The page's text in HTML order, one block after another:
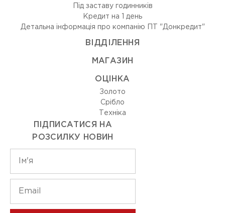
Під заставу годинників
Кредит на 1 день
Детальна інформація про компанію ПТ "Донкредит"
ВIДДIЛЕННЯ
МАГАЗИН
ОЦIНКА
Золото
Срiбло
Технiка
ПІДПИСАТИСЯ НА
РОЗСИЛКУ НОВИН